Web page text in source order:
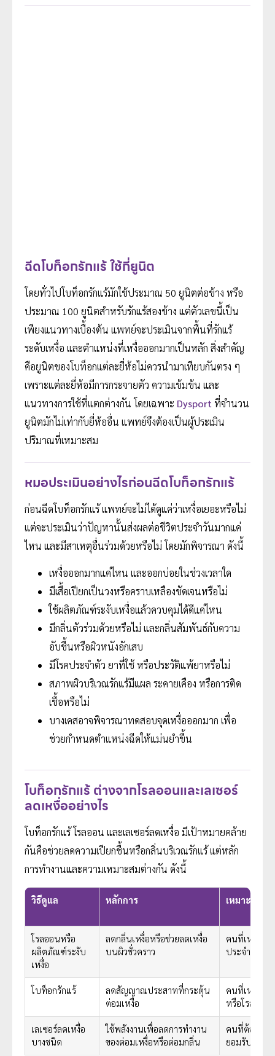
ฉีดโบท็อกรักแร้ ใช้กี่ยูนิต
โดยทั่วไปโบท็อกรักแร้มักใช้ประมาณ 50 ยูนิตต่อข้าง หรือ
ประมาณ 100 ยูนิตสำหรับรักแร้สองข้าง แต่ตัวเลขนี้เป็น
เพียงแนวทางเบื้องต้น แพทย์จะประเมินจากพื้นที่รักแร้
ระดับเหงื่อ และตำแหน่งที่เหงื่อออกมากเป็นหลัก สิ่งสำคัญ
คือยูนิตของโบท็อกแต่ละยี่ห้อไม่ควรนำมาเทียบกันตรง ๆ
เพราะแต่ละยี่ห้อมีการกระจายตัว ความเข้มข้น และ
แนวทางการใช้ที่แตกต่างกัน โดยเฉพาะ Dysport ที่จำนวน
ยูนิตมักไม่เท่ากับยี่ห้ออื่น แพทย์จึงต้องเป็นผู้ประเมิน
ปริมาณที่เหมาะสม
หมอประเมินอย่างไรก่อนฉีดโบท็อกรักแร้
ก่อนฉีดโบท็อกรักแร้ แพทย์จะไม่ได้ดูแค่ว่าเหงื่อเยอะหรือไม่
แต่จะประเมินว่าปัญหานั้นส่งผลต่อชีวิตประจำวันมากแค่
ไหน และมีสาเหตุอื่นร่วมด้วยหรือไม่ โดยมักพิจารณา ดังนี้
เหงื่อออกมากแค่ไหน และออกบ่อยในช่วงเวลาใด
มีเสื้อเปียกเป็นวงหรือคราบเหลืองชัดเจนหรือไม่
ใช้ผลิตภัณฑ์ระงับเหงื่อแล้วควบคุมได้ดีแค่ไหน
มีกลิ่นตัวร่วมด้วยหรือไม่ และกลิ่นสัมพันธ์กับความ
อับชื้นหรือผิวหนังอักเสบ
มีโรคประจำตัว ยาที่ใช้ หรือประวัติแพ้ยาหรือไม่
สภาพผิวบริเวณรักแร้มีแผล ระคายเคือง หรือการติด
เชื้อหรือไม่
บางเคสอาจพิจารณาทดสอบจุดเหงื่อออกมาก เพื่อ
ช่วยกำหนดตำแหน่งฉีดให้แม่นยำขึ้น
โบท็อกรักแร้ ต่างจากโรลออนและเลเซอร์
ลดเหงื่ออย่างไร
โบท็อกรักแร้ โรลออน และเลเซอร์ลดเหงื่อ มีเป้าหมายคล้าย
กันคือช่วยลดความเปียกชื้นหรือกลิ่นบริเวณรักแร้ แต่หลัก
การทำงานและความเหมาะสมต่างกัน ดังนี้
วิธีดูแล หลักการ เหมาะกับใค
โรลออนหรือ
ผลิตภัณฑ์ระงับ
เหงื่อ
ลดกลิ่นเหงื่อหรือช่วยลดเหงื่อ
บนผิวชั่วคราว
คนที่เหงื่อไม่
ประจำวัน
โบท็อกรักแร้
ลดสัญญาณประสาทที่กระตุ้น
ต่อมเหงื่อ
คนที่เหงื่อรัก
หรือโรลออน
เลเซอร์ลดเหงื่อ
บางชนิด
ใช้พลังงานเพื่อลดการทำงาน
ของต่อมเหงื่อหรือต่อมกลิ่น
คนที่ต้องการ
ยอมรับอากา